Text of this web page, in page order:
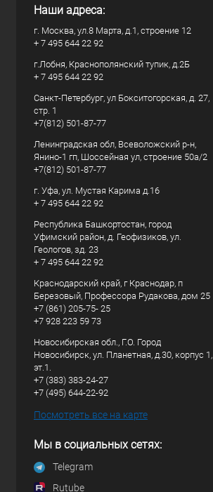
Наши адреса:
г. Москва, ул.8 Марта, д.1, строение 12
+ 7 495 644 22 92
г.Лобня, Краснополянский тупик, д.2Б
+ 7 495 644 22 92
Санкт-Петербург, ул Бокситогорская, д. 27,
стр. 1
+7(812) 501-87-77
Ленинградская обл, Всеволожский р-н,
Янино-1 гп, Шоссейная ул, строение 50а/2
+7(812) 501-87-77
г. Уфа, ул. Мустая Карима д.16
+ 7 495 644 22 92
Республика Башкортостан, город
Уфимский район, д. Геофизиков, ул.
Геологов, зд. 23
+ 7 495 644 22 92
Краснодарский край, г Краснодар, п
Березовый, Профессора Рудакова, дом 25
+7 (861) 205-75- 25
+7 928 223 59 73
Новосибирская обл., Г.О. Город
Новосибирск, ул. Планетная, д.30, корпус 1,
эт.1.
+7 (383) 383-24-27
+7 (495) 644-22-92
Посмотреть все на карте
Мы в социальных сетях:
Telegram
Rutube